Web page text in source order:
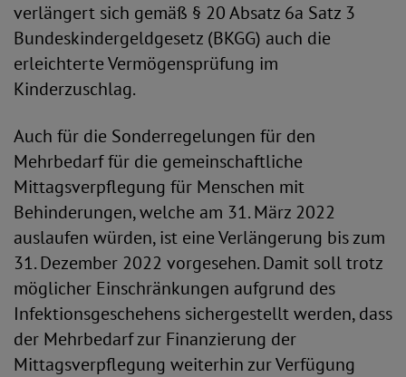
verlängert sich gemäß § 20 Absatz 6a Satz 3
Bundeskindergeldgesetz (BKGG) auch die
erleichterte Vermögensprüfung im
Kinderzuschlag.
Auch für die Sonderregelungen für den
Mehrbedarf für die gemeinschaftliche
Mittagsverpflegung für Menschen mit
Behinderungen, welche am 31. März 2022
auslaufen würden, ist eine Verlängerung bis zum
31. Dezember 2022 vorgesehen. Damit soll trotz
möglicher Einschränkungen aufgrund des
Infektionsgeschehens sichergestellt werden, dass
der Mehrbedarf zur Finanzierung der
Mittagsverpflegung weiterhin zur Verfügung